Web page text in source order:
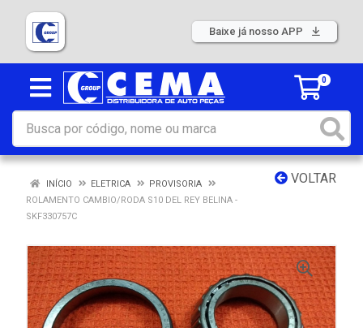
Baixe já nosso APP
0
VOLTAR
INÍCIO ELETRICA
PROVISORIA
ROLAMENTO CAMBIO/RODA S10 DEL REY BELINA -
SKF330757C